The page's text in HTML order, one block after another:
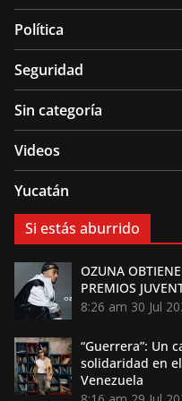
Política
Seguridad
Sin categoría
Videos
Yucatán
Si estás aburrido
OZUNA
PREMIOS
8:26 am 30 Jul
“Guerrera”: Un
solidaridad en
Venezuela